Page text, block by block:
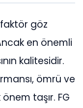
göz
en önemli
kalitesidir.
ömrü ve
taşır. FG